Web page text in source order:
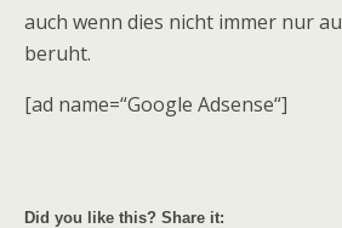
auch wenn dies nicht immer nur
beruht.
[ad name=“Google Adsense“]
Did you like this? Share it: